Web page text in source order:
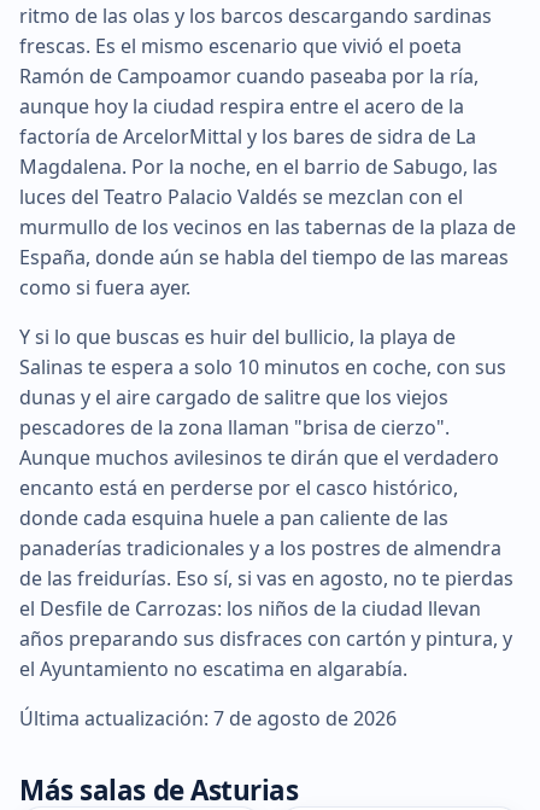
ritmo de las olas y los barcos descargando sardinas
frescas. Es el mismo escenario que vivió el poeta
Ramón de Campoamor cuando paseaba por la ría,
aunque hoy la ciudad respira entre el acero de la
factoría de ArcelorMittal y los bares de sidra de La
Magdalena. Por la noche, en el barrio de Sabugo, las
luces del Teatro Palacio Valdés se mezclan con el
murmullo de los vecinos en las tabernas de la plaza de
España, donde aún se habla del tiempo de las mareas
como si fuera ayer.
Y si lo que buscas es huir del bullicio, la playa de
Salinas te espera a solo 10 minutos en coche, con sus
dunas y el aire cargado de salitre que los viejos
pescadores de la zona llaman "brisa de cierzo".
Aunque muchos avilesinos te dirán que el verdadero
encanto está en perderse por el casco histórico,
donde cada esquina huele a pan caliente de las
panaderías tradicionales y a los postres de almendra
de las freidurías. Eso sí, si vas en agosto, no te pierdas
el Desfile de Carrozas: los niños de la ciudad llevan
años preparando sus disfraces con cartón y pintura, y
el Ayuntamiento no escatima en algarabía.
Última actualización: 7 de agosto de 2026
Más salas de Asturias